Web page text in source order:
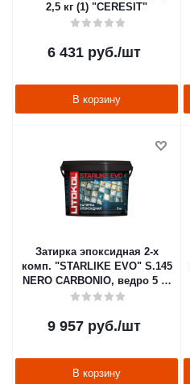
2,5 кг (1) "CERESIT"
6 431руб./шт
В корзину
Затирка эпоксидная 2-х
комп. "STARLIKE EVO" S.145
NERO CARBONIO, ведро 5 кг
(1) LITOKOL
9 957руб./шт
В корзину